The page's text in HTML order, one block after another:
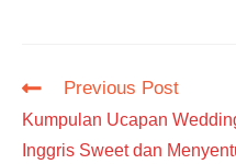
Read
articles
Previous Post
Kumpulan Ucapan
Inggris Sweet dan